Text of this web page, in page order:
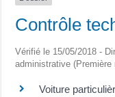
Contrôle
Vérifié le 15/05/2018 -
administrative (Première
Voiture